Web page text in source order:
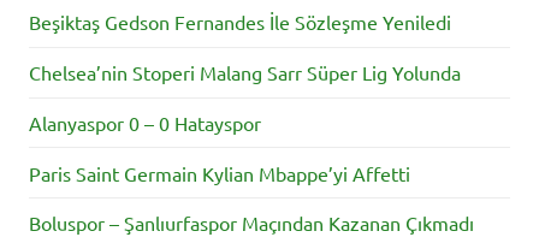
Beşiktaş Gedson Fernandes İle Sözleşme Yeniledi
Chelsea’nin Stoperi Malang Sarr Süper Lig Yolunda
Alanyaspor 0 – 0 Hatayspor
Paris Saint Germain Kylian Mbappe’yi Affetti
Boluspor – Şanlıurfaspor Maçından Kazanan Çıkmadı